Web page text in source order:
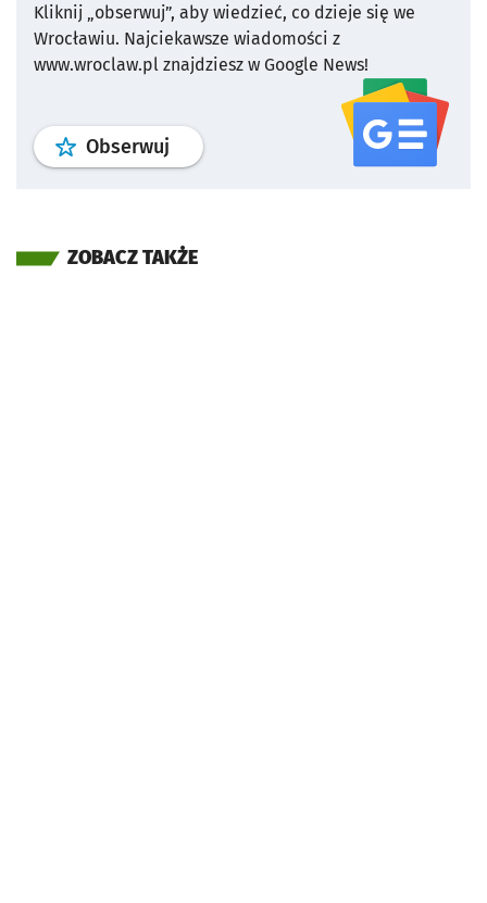
Kliknij „obserwuj”, aby wiedzieć, co dzieje się we
Wrocławiu. Najciekawsze wiadomości z
www.wroclaw.pl znajdziesz w Google News!
Obserwuj profil serwisu
ZOBACZ TAKŻE